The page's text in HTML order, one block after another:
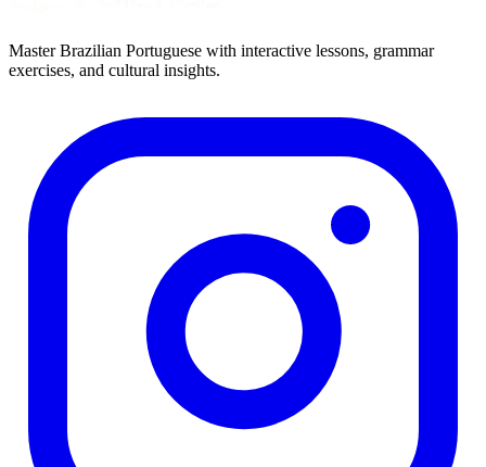
Master Brazilian Portuguese with interactive lessons, grammar
exercises, and cultural insights.